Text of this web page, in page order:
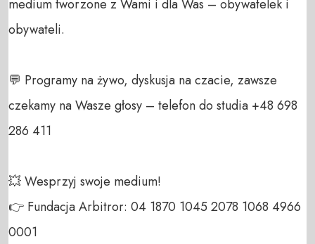
medium tworzone z Wami i dla Was – obywatelek i
obywateli.
💬 Programy na żywo, dyskusja na czacie, zawsze
czekamy na Wasze głosy – telefon do studia +48 698
286 411
💥 Wesprzyj swoje medium!
👉 Fundacja Arbitror: 04 1870 1045 2078 1068 4966
0001